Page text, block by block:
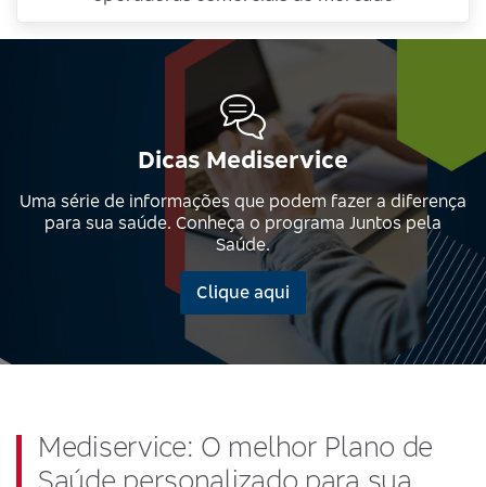
Dicas Mediservice
Uma série de informações que podem fazer a diferença
para sua saúde. Conheça o programa Juntos pela
Saúde.
Clique aqui
Mediservice: O melhor Plano de
Saúde personalizado para sua